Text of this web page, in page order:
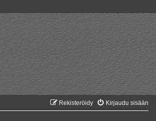
Kirjaudu sisään
Rekisteröidy